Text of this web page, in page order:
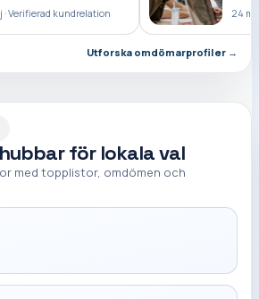
·Verifierad kundrelation 24
Utforska omdömarprofiler →
för lokala val
med topplistor, omdömen och